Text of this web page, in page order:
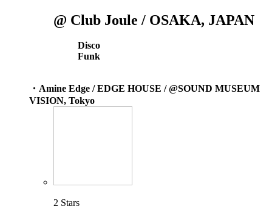
@ Club Joule / OSAKA, JAPAN
Disco
Funk
・Amine Edge / EDGE HOUSE / @SOUND MUSEUM
VISION, Tokyo
2 Stars